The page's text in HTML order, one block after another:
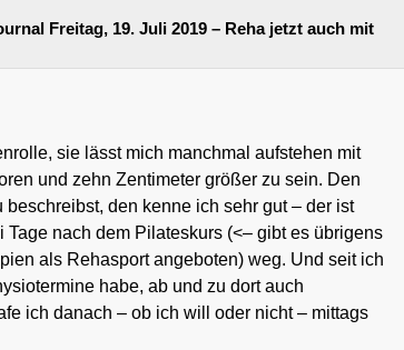
Freitag, 19. Juli 2019 – Reha jetzt auch mit
sie lässt mich manchmal aufstehen mit
und zehn Zentimeter größer zu sein. Den
beschreibst, den kenne ich sehr gut – der ist
Tage nach dem Pilateskurs (<– gibt es übrigens
als Rehasport angeboten) weg. Und seit ich
habe, ab und zu dort auch
ich danach – ob ich will oder nicht – mittags